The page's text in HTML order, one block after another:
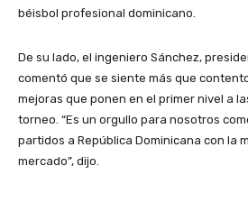
béisbol profesional dominicano.
De su lado, el ingeniero Sánchez,
comentó que se siente más que
mejoras que ponen en el primer nivel a
torneo. “Es un orgullo para nosotros
partidos a República Dominicana con la
mercado”, dijo.